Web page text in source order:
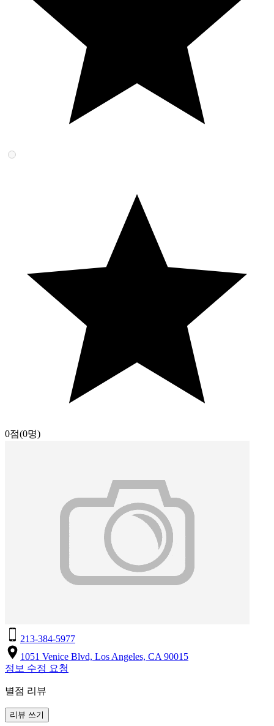
0점(0명)
213-384-5977
1051 Venice Blvd, Los Angeles, CA 90015
정보 수정 요청
별점 리뷰
리뷰 쓰기